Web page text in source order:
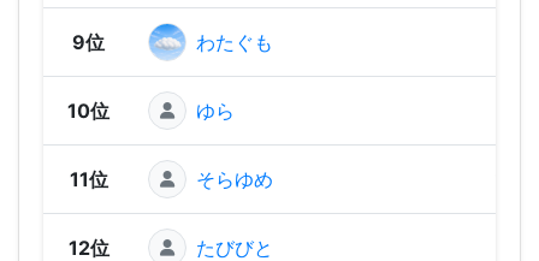
9位 わたぐも
10位 ゆら
11位 そらゆめ
12位 たびびと